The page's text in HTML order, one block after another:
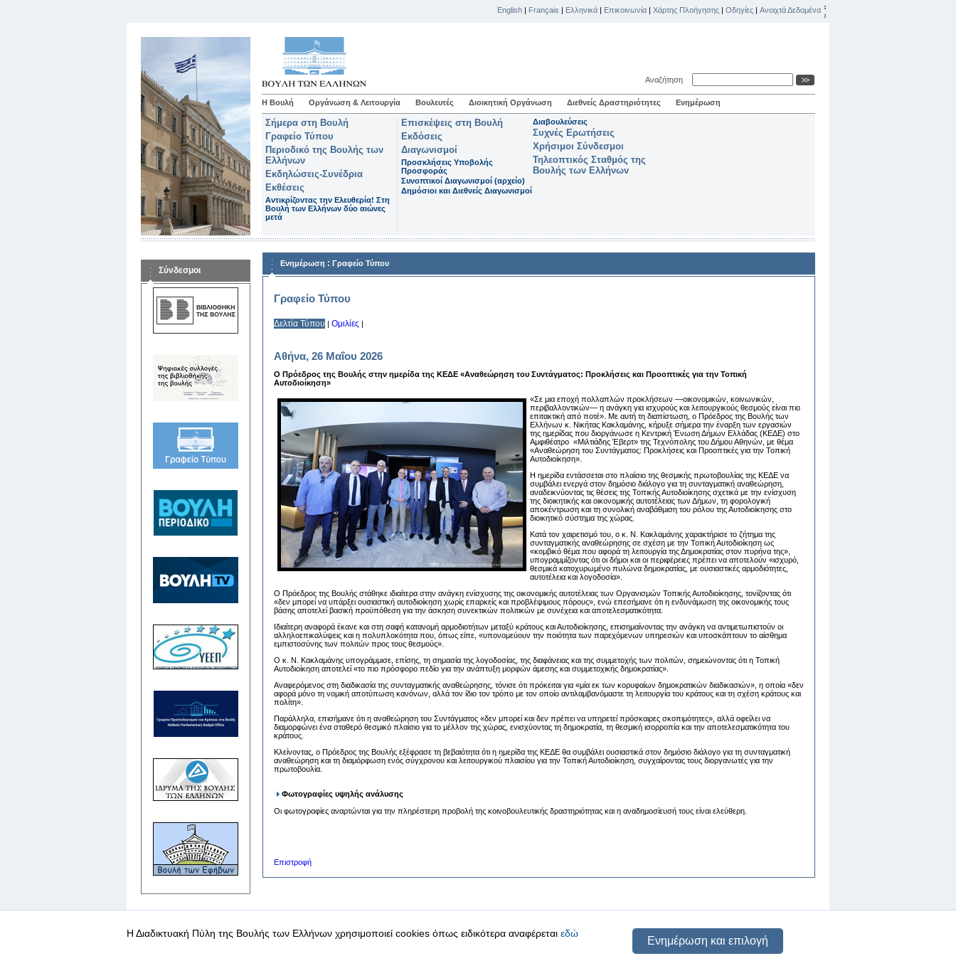
English | Français | Ελληνικά | Επικοινωνία | Χάρτης Πλοήγησης | Οδηγίες | Ανοιχτά Δεδομένα
Αναζήτηση
Η Βουλή Οργάνωση & Λειτουργία Βουλευτές Διοικητική Οργάνωση Διεθνείς Δραστηριότητες Ενημέρωση
Σήμερα στη Βουλή
Γραφείο Τύπου
Περιοδικό της Βουλής των
Ελλήνων
Εκδηλώσεις-Συνέδρια
Εκθέσεις
Αντικρίζοντας την Ελευθερία! Στη
Βουλή των Ελλήνων δύο αιώνες
μετά
Επισκέψεις στη Βουλή
Εκδόσεις
Διαγωνισμοί
Προσκλήσεις Υποβολής
Προσφοράς
Συνοπτικοί Διαγωνισμοί (αρχείο)
Δημόσιοι και Διεθνείς Διαγωνισμοί
Διαβουλεύσεις
Συχνές Ερωτήσεις
Χρήσιμοι Σύνδεσμοι
Τηλεοπτικός Σταθμός της
Βουλής των Ελλήνων
Σύνδεσμοι
Ενημέρωση : Γραφείο Τύπου
Γραφείο Τύπου
Δελτία Τύπου | Ομιλίες |
Αθήνα, 26 Μαΐου 2026
Ο Πρόεδρος της Βουλής στην ημερίδα της ΚΕΔΕ «Αναθεώρηση του Συντάγματος: Προκλήσεις και Προοπτικές για την Τοπική
Αυτοδιοίκηση»
«Σε μια εποχή πολλαπλών προκλήσεων —οικονομικών, κοινωνικών,
περιβαλλοντικών— η ανάγκη για ισχυρούς και λειτουργικούς θεσμούς είναι πιο
επιτακτική από ποτέ». Με αυτή τη διαπίστωση, ο Πρόεδρος της Βουλής των
Ελλήνων κ. Νικήτας Κακλαμάνης, κήρυξε σήμερα την έναρξη των εργασιών
της ημερίδας που διοργάνωσε η Κεντρική Ένωση Δήμων Ελλάδας (ΚΕΔΕ) στο
Αμφιθέατρο «Μιλτιάδης Έβερτ» της Τεχνόπολης του Δήμου Αθηνών, με θέμα
«Αναθεώρηση του Συντάγματος: Προκλήσεις και Προοπτικές για την Τοπική
Αυτοδιοίκηση».
Η ημερίδα εντάσσεται στο πλαίσιο της θεσμικής πρωτοβουλίας της ΚΕΔΕ να
συμβάλει ενεργά στον δημόσιο διάλογο για τη συνταγματική αναθεώρηση,
αναδεικνύοντας τις θέσεις της Τοπικής Αυτοδιοίκησης σχετικά με την ενίσχυση
της διοικητικής και οικονομικής αυτοτέλειας των Δήμων, τη φορολογική
αποκέντρωση και τη συνολική αναβάθμιση του ρόλου της Αυτοδιοίκησης στο
διοικητικό σύστημα της χώρας.
Κατά τον χαιρετισμό του, ο κ. Ν. Κακλαμάνης χαρακτήρισε το ζήτημα της
συνταγματικής αναθεώρησης σε σχέση με την Τοπική Αυτοδιοίκηση ως
«κομβικό θέμα που αφορά τη λειτουργία της Δημοκρατίας στον πυρήνα της»,
υπογραμμίζοντας ότι οι δήμοι και οι περιφέρειες πρέπει να αποτελούν «ισχυρό,
θεσμικά κατοχυρωμένο πυλώνα δημοκρατίας, με ουσιαστικές αρμοδιότητες,
αυτοτέλεια και λογοδοσία».
Ο Πρόεδρος της Βουλής στάθηκε ιδιαίτερα στην ανάγκη ενίσχυσης της οικονομικής αυτοτέλειας των Οργανισμών Τοπικής Αυτοδιοίκησης, τονίζοντας ότι
«δεν μπορεί να υπάρξει ουσιαστική αυτοδιοίκηση χωρίς επαρκείς και προβλέψιμους πόρους», ενώ επεσήμανε ότι η ενδυνάμωση της οικονομικής τους
βάσης αποτελεί βασική προϋπόθεση για την άσκηση συνεκτικών πολιτικών με συνέχεια και αποτελεσματικότητα.
Ιδιαίτερη αναφορά έκανε και στη σαφή κατανομή αρμοδιοτήτων μεταξύ κράτους και Αυτοδιοίκησης, επισημαίνοντας την ανάγκη να αντιμετωπιστούν οι
αλληλοεπικαλύψεις και η πολυπλοκότητα που, όπως είπε, «υπονομεύουν την ποιότητα των παρεχόμενων υπηρεσιών και υποσκάπτουν το αίσθημα
εμπιστοσύνης των πολιτών προς τους θεσμούς».
Ο κ. Ν. Κακλαμάνης υπογράμμισε, επίσης, τη σημασία της λογοδοσίας, της διαφάνειας και της συμμετοχής των πολιτών, σημειώνοντας ότι η Τοπική
Αυτοδιοίκηση αποτελεί «το πιο πρόσφορο πεδίο για την ανάπτυξη μορφών άμεσης και συμμετοχικής δημοκρατίας».
Αναφερόμενος στη διαδικασία της συνταγματικής αναθεώρησης, τόνισε ότι πρόκειται για «μία εκ των κορυφαίων δημοκρατικών διαδικασιών», η οποία «δεν
αφορά μόνο τη νομική αποτύπωση κανόνων, αλλά τον ίδιο τον τρόπο με τον οποίο αντιλαμβανόμαστε τη λειτουργία του κράτους και τη σχέση κράτους και
πολίτη».
Παράλληλα, επισήμανε ότι η αναθεώρηση του Συντάγματος «δεν μπορεί και δεν πρέπει να υπηρετεί πρόσκαιρες σκοπιμότητες», αλλά οφείλει να
διαμορφώνει ένα σταθερό θεσμικό πλαίσιο για το μέλλον της χώρας, ενισχύοντας τη δημοκρατία, τη θεσμική ισορροπία και την αποτελεσματικότητα του
κράτους.
Κλείνοντας, ο Πρόεδρος της Βουλής εξέφρασε τη βεβαιότητα ότι η ημερίδα της ΚΕΔΕ θα συμβάλει ουσιαστικά στον δημόσιο διάλογο για τη συνταγματική
αναθεώρηση και τη διαμόρφωση ενός σύγχρονου και λειτουργικού πλαισίου για την Τοπική Αυτοδιοίκηση, συγχαίροντας τους διοργανωτές για την
πρωτοβουλία.
Φωτογραφίες υψηλής ανάλυσης
Οι φωτογραφίες αναρτώνται για την πληρέστερη προβολή της κοινοβουλευτικής δραστηριότητας και η αναδημοσίευσή τους είναι ελεύθερη.
Επιστροφή
WEB-Mail|WEB-Apps|Όροι χρήσης |Προσωπικά δεδομένα|Ασφάλεια & Πρόσβαση|
Η Διαδικτυακή Πύλη της Βουλής των Ελλήνων χρησιμοποιεί cookies όπως ειδικότερα αναφέρεται εδώ
Ενημέρωση και επιλογή